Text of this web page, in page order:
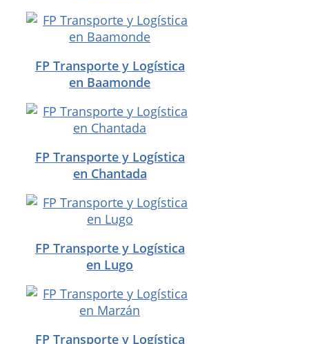
FP Transporte y Logística
en Baamonde
FP Transporte y Logística
en Chantada
FP Transporte y Logística
en Lugo
FP Transporte y Logística